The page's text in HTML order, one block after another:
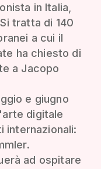
in Italia,
tratta di 140
a cui il
ha chiesto di
a Jacopo
e giugno
digitale
internazionali:
ad ospitare